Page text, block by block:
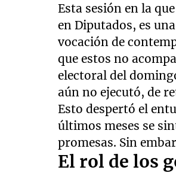
Esta sesión en la
en Diputados, es
vocación de
que estos no
electoral del
aún no ejecutó, de
Esto despertó el
últimos meses se
promesas. Sin
El rol de los